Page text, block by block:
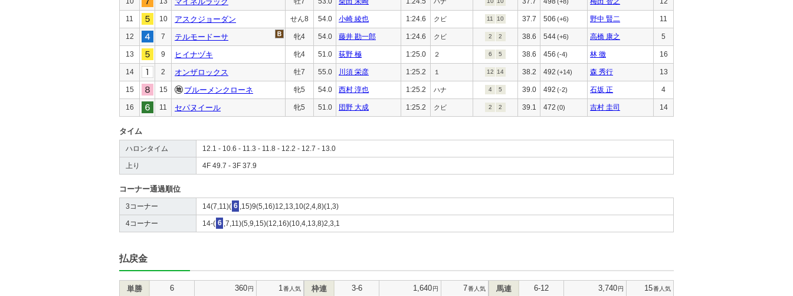
11 10 アスクジョーダン せん8 54.0 小崎 綾也 1:24.6 クビ 11 10 37.7 506 (+6) 野中 賢二 11
12 7 テルモードーサ 牝4 54.0 藤井 勘一郎 1:24.6 クビ 2 2 38.6 544(+6) 高橋 康之 5
13 9 ヒイナヅキ 牝4 51.0 荻野 極 1:25.0 ２ 6 5 38.6 456 (-4) 林 徹 16
14 2 オンザロックス 牡7 55.0 川須 栄彦 1:25.2 １ 12 14 38.2 492 (+14) 森 秀行 13
15 15 ブルーメンクローネ 牝5 54.0 西村 淳也 1:25.2 ハナ 4 5 39.0 492 (-2) 石坂 正 4
16 11 セパヌイール 牝5 51.0 団野 大成 1:25.2 クビ 2 2 39.1 472 (0) 吉村 圭司 14
タイム
ハロンタイム 12.1 - 10.6 - 11.3 - 11.8 - 12.2 - 12.7 - 13.0
上り 4F 49.7 - 3F 37.9
コーナー通過順位
3コーナー 14(7,11)( 6 ,15)9(5,16)12,13,10(2,4,8)(1,3)
4コーナー 14-( 6 ,7,11)(5,9,15)(12,16)(10,4,13,8)2,3,1
払戻金
単勝 6 360円 1 番人気 枠連 3-6 1,640円 7番人気 馬連 6-12 3,740円 15番人気